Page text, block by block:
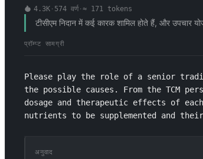
4.3K· 574 वर्ण· ≈ 171tokens
टीसीएम निदान में कई कारक शामिल होते हैं, और उपचार
प्रॉम्प्ट सामग्री
Please play the role of a senior
the possible causes. From the TCM
dosage and therapeutic effects of
nutrients to be supplemented and their
अनुवाद